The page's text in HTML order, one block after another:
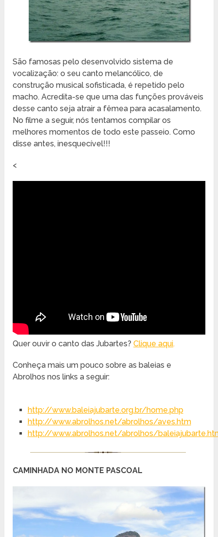
São famosas pelo desenvolvido sistema de
vocalização: o seu canto melancólico, de
construção musical sofisticada, é repetido pelo
macho. Acredita-se que uma das funções prováveis
desse canto seja atrair a fêmea para acasalamento.
No filme a seguir, nós tentamos compilar os
melhores momentos de todo este passeio. Como
disse antes, inesquecível!!!
<
Quer ouvir o canto das Jubartes?Clique aqui.
Conheça mais um pouco sobre as baleias e
Abrolhos nos links a seguir:
http://www.baleiajubarte.org.br/home.php
http://www.abrolhos.net/abrolhos/aves.htm
http://www.abrolhos.net/abrolhos/
CAMINHADA NO MONTE PASCOAL